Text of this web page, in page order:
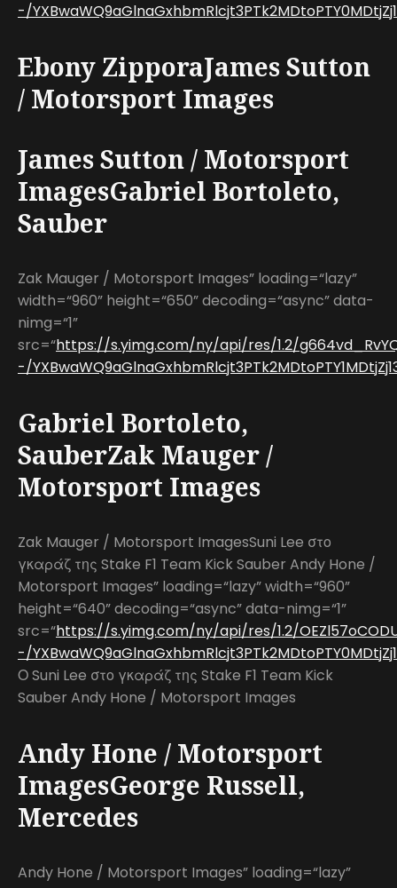
-/
Ebony ZipporaJames Sutton
/ Motorsport Images
James Sutton / Motorsport
ImagesGabriel Bortoleto,
Sauber
Zak Mauger / Motorsport Images” loading=“lazy”
width=“960” height=“650” decoding=“async” data-
nimg=“1”
src=“https://s.yimg.com/ny/api/res/1.2/
-/
Gabriel Bortoleto,
SauberZak Mauger /
Motorsport Images
Zak Mauger / Motorsport ImagesSuni Lee στο
γκαράζ της Stake F1 Team Kick Sauber Andy Hone /
Motorsport Images” loading=“lazy” width=“960”
height=“640” decoding=“async” data-nimg=“1”
src=“https://s.yimg.com/ny/api/res/1.2/
-/
Ο Suni Lee στο γκαράζ της Stake F1 Team Kick
Sauber Andy Hone / Motorsport Images
Andy Hone / Motorsport
ImagesGeorge Russell,
Mercedes
Andy Hone / Motorsport Images” loading=“lazy”